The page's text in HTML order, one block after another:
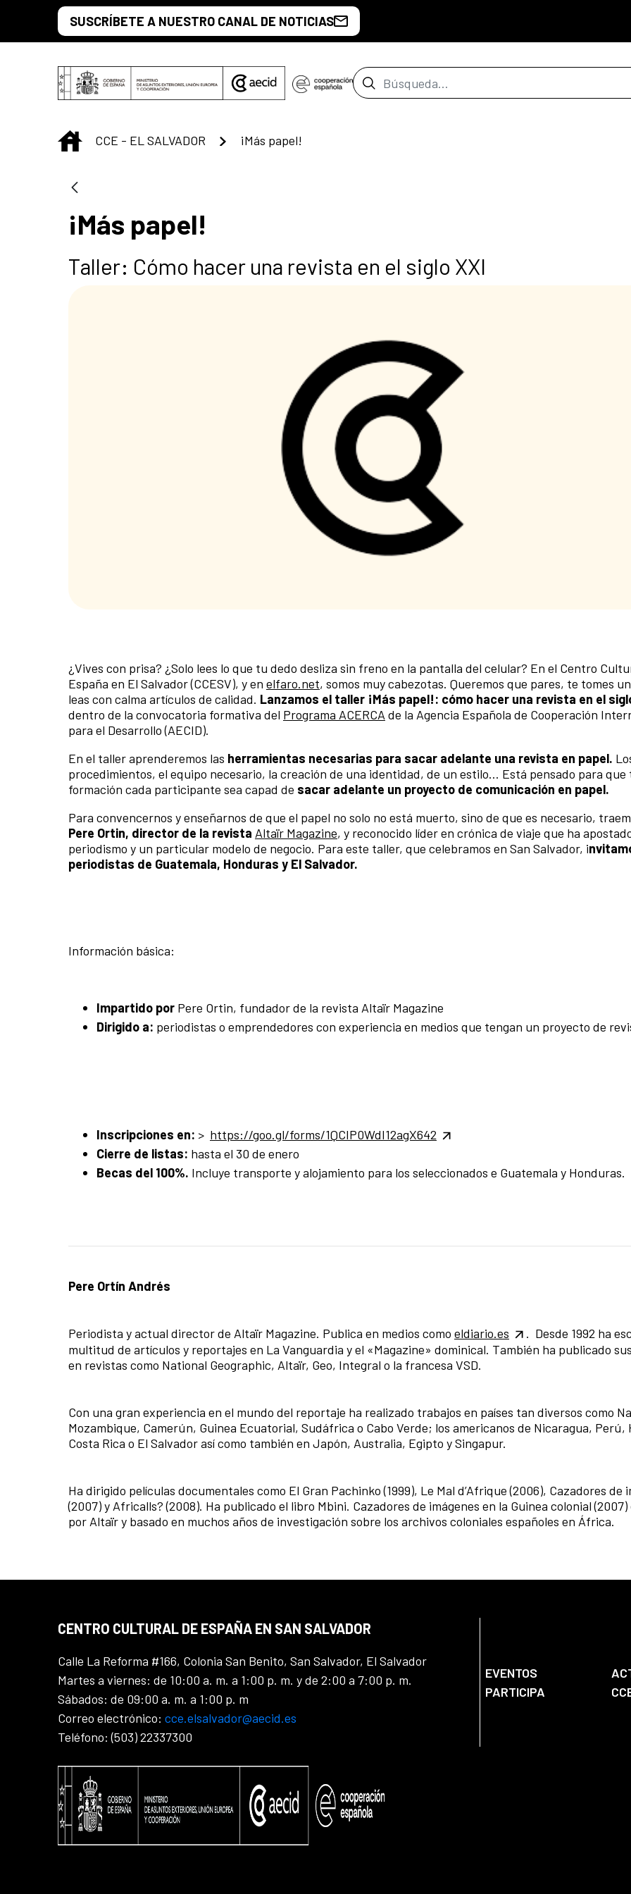
Saltar al contenido principal
SUSCRÍBETE A NUESTRO CANAL DE NOTICIAS
Barra de búsqueda
INICIO
CCE - EL SALVADOR ¡Más papel!
¡Más papel!
Taller: Cómo hacer una revista en el siglo XXI
¿Vives con prisa? ¿Solo lees lo que tu dedo desliza sin freno en la pantalla del celular? En el Centro
España en El Salvador (CCESV), y en elfaro.net, somos muy cabezotas. Queremos que pares, te tomes
leas con calma artículos de calidad. Lanzamos el taller ¡Más papel!: cómo hacer una revista en el
dentro de la convocatoria formativa del Programa ACERCA de la Agencia Española de Cooperación
para el Desarrollo (AECID).
En el taller aprenderemos las herramientas necesarias para sacar adelante una revista en papel.
procedimientos, el equipo necesario, la creación de una identidad, de un estilo... Está pensado para que
formación cada participante sea capad de sacar adelante un proyecto de comunicación en papel.
Para convencernos y enseñarnos de que el papel no solo no está muerto, sino de que es necesario,
Pere Ortin, director de la revista Altaïr Magazine, y reconocido líder en crónica de viaje que ha
periodismo y un particular modelo de negocio. Para este taller, que celebramos en San Salvador, i
periodistas de Guatemala, Honduras y El Salvador.
Información básica:
Impartido por Pere Ortin, fundador de la revista Altaïr Magazine
Dirigido a: periodistas o emprendedores con experiencia en medios que tengan un proyecto de
Inscripciones en: > https://goo.gl/forms/1QCIP0WdI12agX642
Cierre de listas: hasta el 30 de enero
Becas del 100%. Incluye transporte y alojamiento para los seleccionados e Guatemala y Honduras.
Pere Ortín Andrés
Periodista y actual director de Altaïr Magazine. Publica en medios como eldiario.es
. Desde 1992 ha
multitud de artículos y reportajes en La Vanguardia y el «Magazine» dominical. También ha publicado
en revistas como National Geographic, Altaïr, Geo, Integral o la francesa VSD.
Con una gran experiencia en el mundo del reportaje ha realizado trabajos en países tan diversos como
Mozambique, Camerún, Guinea Ecuatorial, Sudáfrica o Cabo Verde; los americanos de Nicaragua, Perú,
Costa Rica o El Salvador así como también en Japón, Australia, Egipto y Singapur.
Ha dirigido películas documentales como El Gran Pachinko (1999), Le Mal d’Afrique (2006), Cazadores de
(2007) y Africalls? (2008). Ha publicado el libro Mbini. Cazadores de imágenes en la Guinea colonial
por Altaïr y basado en muchos años de investigación sobre los archivos coloniales españoles en África.
CENTRO CULTURAL DE ESPAÑA EN SAN SALVADOR
Calle La Reforma #166, Colonia San Benito, San Salvador, El Salvador
Martes a viernes: de 10:00 a. m. a 1:00 p. m. y de 2:00 a 7:00 p. m.
Sábados: de 09:00 a. m. a 1:00 p. m
Correo electrónico: cce.elsalvador@aecid.es
Teléfono: (503) 22337300
EVENTOS
PARTICIPA